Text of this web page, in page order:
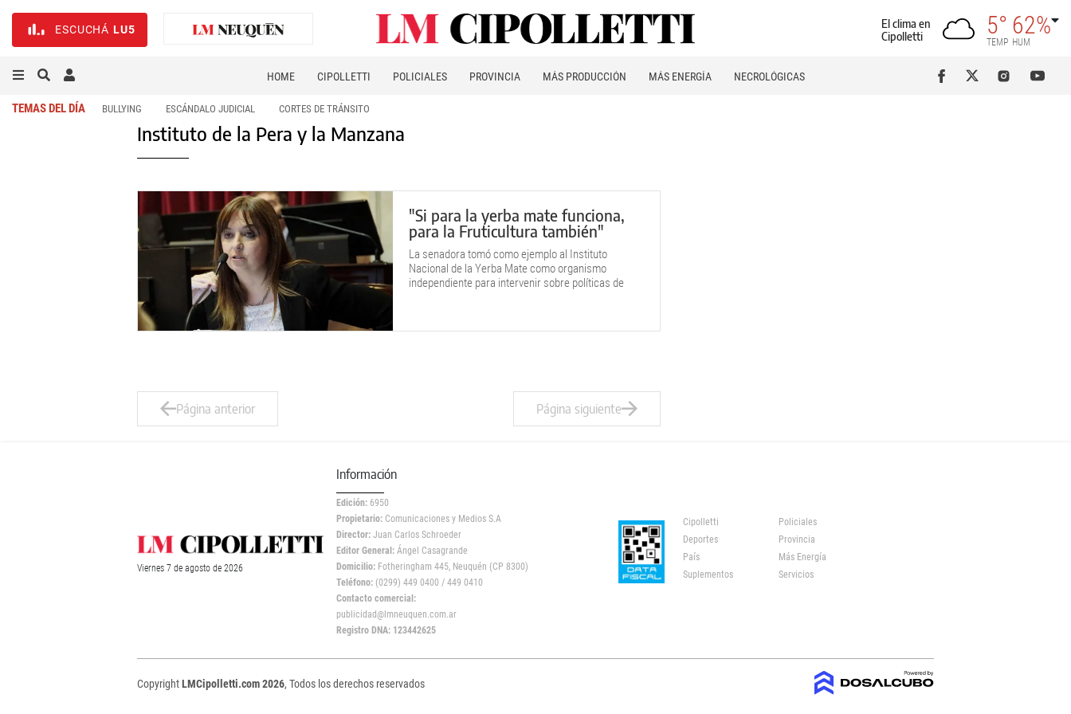
ESCUCHÁ LU5
El clima en
Cipolletti
5°
TEMP
62%
HUM
HOME CIPOLLETTI POLICIALES PROVINCIA MÁS PRODUCCIÓN MÁS ENERGÍA NECROLÓGICAS
TEMAS DEL DÍA BULLYING ESCÁNDALO JUDICIAL CORTES DE TRÁNSITO
Instituto de la Pera y la Manzana
"Si para la yerba mate funciona,
para la Fruticultura también"
La senadora tomó como ejemplo al Instituto
Nacional de la Yerba Mate como organismo
independiente para intervenir sobre políticas de
Página anterior Página siguiente
Viernes 7 de agosto de 2026
Información
Edición: 6950
Propietario: Comunicaciones y Medios S.A
Director: Juan Carlos Schroeder
Editor General: Ángel Casagrande
Domicilio: Fotheringham 445, Neuquén (CP 8300)
Teléfono: (0299) 449 0400 / 449 0410
Contacto comercial:
publicidad@lmneuquen.com.ar
Registro DNA: 123442625
Cipolletti
Policiales
Deportes
Provincia
País
Más Energía
Suplementos
Servicios
CopyrightLMCipolletti.com 2026, Todos los derechos reservados